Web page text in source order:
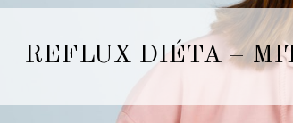
REFLUX DIÉTA –